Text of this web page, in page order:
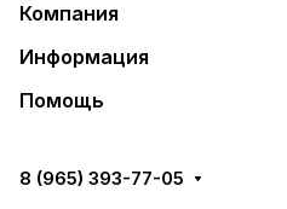
Компания
Информация
Помощь
8 (965) 393-77-05